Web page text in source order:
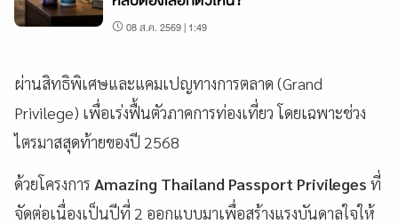
08 ส.ค. 2569 | 1:49
ผ่านสิทธิพิเศษและแคมเปญทางการตลาด (Grand
Privilege) เพื่อเร่งฟื้นตัวภาคการท่องเที่ยว โดยเฉพาะช่วง
ไตรมาสสุดท้ายของปี 2568
ด้วยโครงการ Amazing Thailand Passport Privileges ที่
จัดต่อเนื่องเป็นปีที่ 2 ออกแบบมาเพื่อสร้างแรงบันดาลใจให้